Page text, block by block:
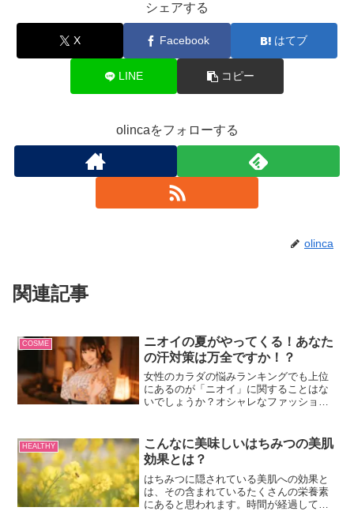
シェアする
X Facebook はてブ
LINE コピー
olincaをフォローする
olinca
関連記事
COSME
ニオイの夏がやってくる！あなた
の汗対策は万全ですか！？
女性のカラダの悩みランキングでも上位
にあるのが「ニオイ」に関することはな
いでしょうか？オシャレなファッション
ことで、これから本格的な夏を迎える直
前対策として、私たち女性...
HEALTHY
こんなに美味しいはちみつの美肌
効果とは？
はちみつに隠されている美肌への効果と
は、その含まれているたくさんの栄養素
にあると思われます。時間が経過しても